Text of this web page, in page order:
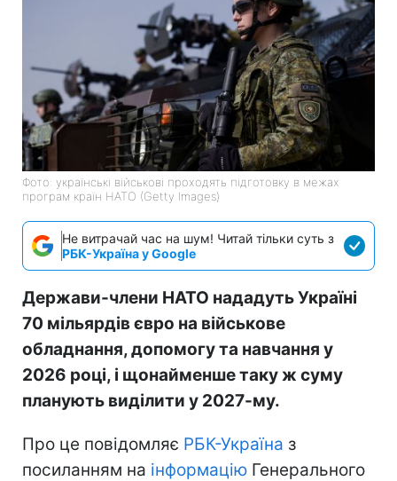
Фото: українські військові проходять підготовку в межах
програм країн НАТО (Getty Images)
Не витрачай час на шум! Читай тільки суть з
РБК-Україна у Google
Держави-члени НАТО нададуть Україні
70 мільярдів євро на військове
обладнання, допомогу та навчання у
2026 році, і щонайменше таку ж суму
планують виділити у 2027-му.
Про це повідомляє РБК-Україна з
посиланням на інформацію Генерального